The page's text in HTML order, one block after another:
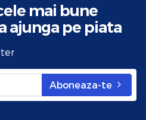
mai bune
ajunga pe piata
Aboneaza-te